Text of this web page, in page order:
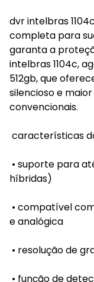
dvr intelbras
completa para
garanta a
intelbras 1104c,
512gb, que
silencioso e
convencionais.
características
• suporte para
híbridas)
• compatível
e analógica
• resolução de
• função de